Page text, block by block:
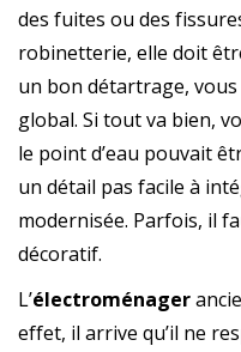
des fuites ou des
robinetterie, elle doit
un bon détartrage,
global. Si tout va bien,
le point d’eau pouvait
un détail pas facile à
modernisée. Parfois, il
décoratif.
L’électroménager
effet, il arrive qu’il ne